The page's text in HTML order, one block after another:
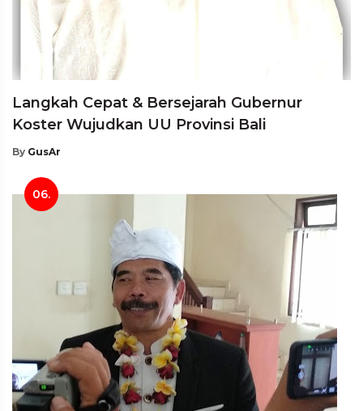
Langkah Cepat & Bersejarah Gubernur
Koster Wujudkan UU Provinsi Bali
By GusAr
06.